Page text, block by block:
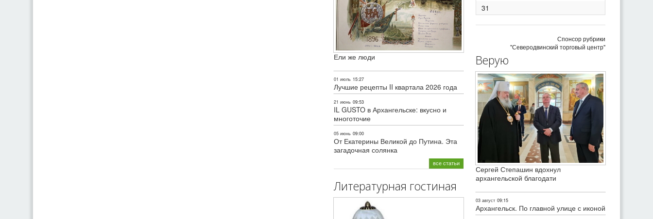
Ели же люди
01 июль 15:27
Лучшие рецепты II квартала 2026 года
21 июнь 09:53
IL GUSTO в Архангельске: вкусно и
многоточие
05 июнь 09:00
От Екатерины Великой до Путина. Эта
загадочная солянка
все статьи
Литературная гостиная
31
Спонсор рубрики
"Северодвинский торговый центр"
Верую
Сергей Степашин вдохнул
архангельской благодати
03 август 09:15
Архангельск. По главной улице с иконой